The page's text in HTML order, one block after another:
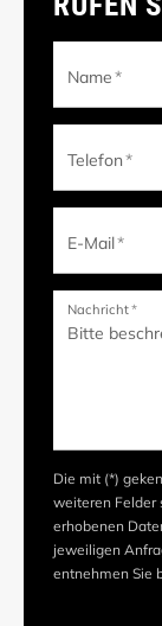
Name*
Telefon*
E-Mail*
Nachricht*
Die mit (*)
weiteren Felder
erhobenen
jeweiligen
entnehmen Sie